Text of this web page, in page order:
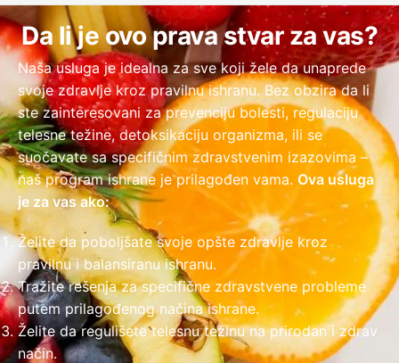
Da li je ovo prava stvar za vas?
Naša usluga je idealna za sve koji žele da unaprede
svoje zdravlje kroz pravilnu ishranu. Bez obzira da li
ste zainteresovani za prevenciju bolesti, regulaciju
telesne težine, detoksikaciju organizma, ili se
suočavate sa specifičnim zdravstvenim izazovima –
naš program ishrane je prilagođen vama.Ova usluga
je za vas ako:
Želite da poboljšate svojeopšte zdravlje kroz
pravilnu i balansiranu ishranu.
Tražite rešenja za specifične zdravstvene probleme
putem prilagođenog načina ishrane.
Želite da regulišete telesnu težinu na prirodan i zdrav
način.